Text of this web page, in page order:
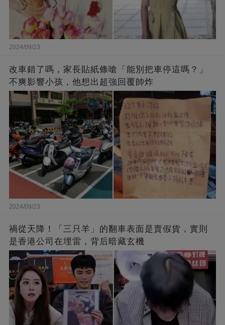
2024/09/23
改車錯了嗎，家長貼紙條嗆「能別把車停這嗎？」
不爽影響小孩，他想出超強回覆帥炸
2024/09/23
禍從天降！「三只羊」的翻車表面是賣假貨，實則
是香港公司在埋雷，背后暗藏玄機